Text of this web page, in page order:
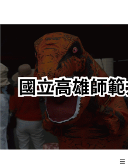
轉
要
內
容